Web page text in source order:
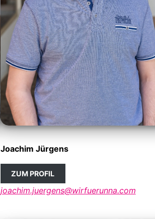
Joachim Jürgens
ZUM PROFIL
joachim.juergens@wirfuerunna.com